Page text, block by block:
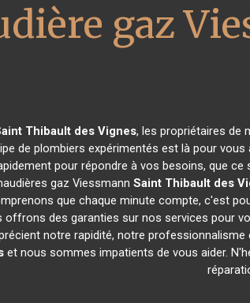
gaz
Thibault des Vignes, les propriétaires de
de plombiers expérimentés est là pour
pour répondre à vos besoins, que
gaz Viessmann Saint Thibault des
que chaque minute compte, c'est
des garanties sur nos services pour
notre rapidité, notre
et nous sommes impatients de vous aider.